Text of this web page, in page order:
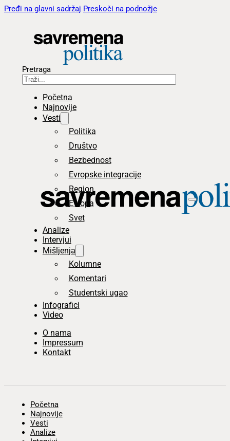
Pređi na glavni sadržaj Preskoči na podnožje
Pretraga
Početna
Najnovije
Vesti
Politika
Društvo
Bezbednost
Evropske integracije
Region
Evropa
Svet
Analize
Intervjui
Mišljenja
Kolumne
Komentari
Studentski ugao
Infografici
Video
O nama
Impressum
Kontakt
Početna
Najnovije
Vesti
Analize